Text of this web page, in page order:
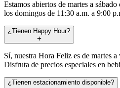
Estamos abiertos de martes a
los domingos de 11:30 a.m. a 9:00
¿Tienen Happy Hour?
Sí, nuestra Hora Feliz es de martes
Disfruta de precios especiales en
¿Tienen estacionamiento disponible?